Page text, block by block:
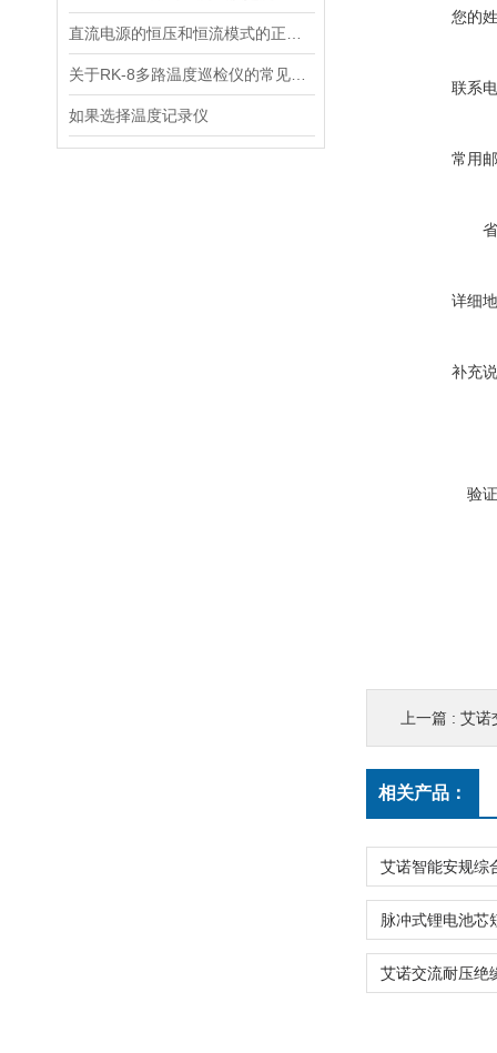
如果选择温度记录仪
您的
联系
常用
详细
补充
验
上一篇 : 艾诺
相关产品：